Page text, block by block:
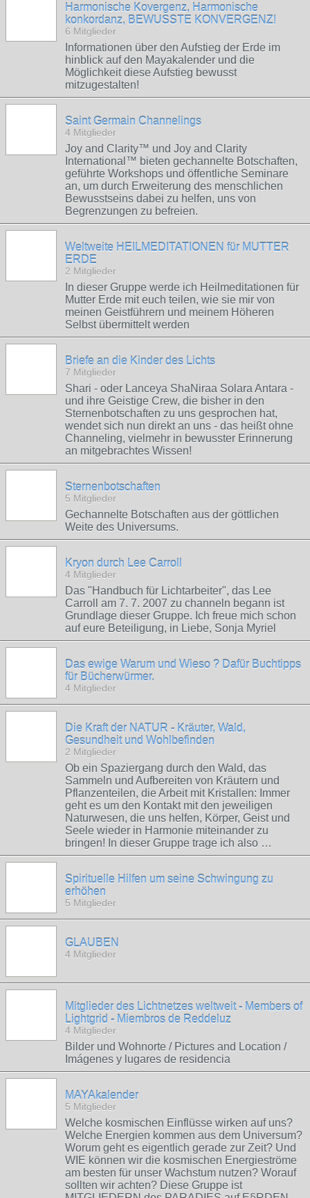
Harmonische Kovergenz, Harmonische
konkordanz, BEWUSSTE KONVERGENZ!
6 Mitglieder
Informationen über den Aufstieg der Erde im
hinblick auf den Mayakalender und die
Möglichkeit diese Aufstieg bewusst
mitzugestalten!
Saint Germain Channelings
4 Mitglieder
Joy and Clarity™ und Joy and Clarity
International™ bieten gechannelte Botschaften,
geführte Workshops und öffentliche Seminare
an, um durch Erweiterung des menschlichen
Bewusstseins dabei zu helfen, uns von
Begrenzungen zu befreien.
Weltweite HEILMEDITATIONEN für MUTTER
ERDE
2 Mitglieder
In dieser Gruppe werde ich Heilmeditationen für
Mutter Erde mit euch teilen, wie sie mir von
meinen Geistführern und meinem Höheren
Selbst übermittelt werden
Briefe an die Kinder des Lichts
7 Mitglieder
Shari - oder Lanceya ShaNiraa Solara Antara -
und ihre Geistige Crew, die bisher in den
Sternenbotschaften zu uns gesprochen hat,
wendet sich nun direkt an uns - das heißt ohne
Channeling, vielmehr in bewusster Erinnerung
an mitgebrachtes Wissen!
Sternenbotschaften
5 Mitglieder
Gechannelte Botschaften aus der göttlichen
Weite des Universums.
Kryon durch Lee Carroll
4 Mitglieder
Das "Handbuch für Lichtarbeiter", das Lee
Carroll am 7. 7. 2007 zu channeln begann ist
Grundlage dieser Gruppe. Ich freue mich schon
auf eure Beteiligung, in Liebe, Sonja Myriel
Das ewige Warum und Wieso ? Dafür Buchtipps
für Bücherwürmer.
4 Mitglieder
Die Kraft der NATUR - Kräuter, Wald,
Gesundheit und Wohlbefinden
2 Mitglieder
Ob ein Spaziergang durch den Wald, das
Sammeln und Aufbereiten von Kräutern und
Pflanzenteilen, die Arbeit mit Kristallen: Immer
geht es um den Kontakt mit den jeweiligen
Naturwesen, die uns helfen, Körper, Geist und
Seele wieder in Harmonie miteinander zu
bringen! In dieser Gruppe trage ich also …
Spirituelle Hilfen um seine Schwingung zu
erhöhen
5 Mitglieder
GLAUBEN
4 Mitglieder
Mitglieder des Lichtnetzes weltweit - Members of
Lightgrid - Miembros de Reddeluz
4 Mitglieder
Bilder und Wohnorte / Pictures and Location /
Imágenes y lugares de residencia
MAYAkalender
5 Mitglieder
Welche kosmischen Einflüsse wirken auf uns?
Welche Energien kommen aus dem Universum?
Worum geht es eigentlich gerade zur Zeit? Und
WIE können wir die kosmischen Energieströme
am besten für unser Wachstum nutzen? Worauf
sollten wir achten? Diese Gruppe ist